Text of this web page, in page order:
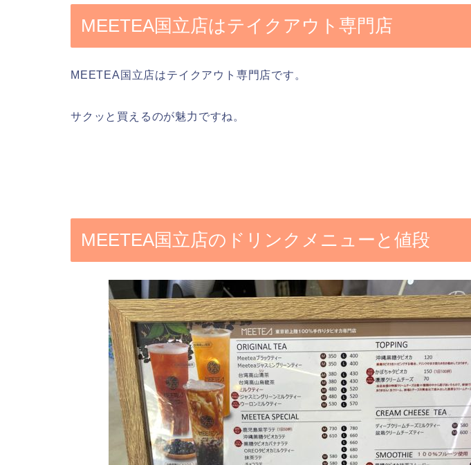
MEETEA国立店はテイクアウト専門店
MEETEA国立店はテイクアウト専門店です。
サクッと買えるのが魅力ですね。
MEETEA国立店のドリンクメニューと値段